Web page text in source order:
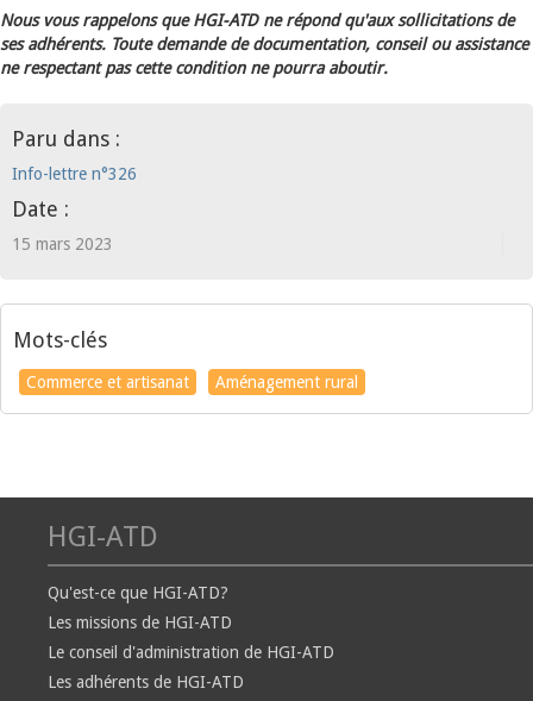
Nous vous rappelons que HGI-ATD ne répond qu'aux sollicitations de
ses adhérents. Toute demande de documentation, conseil ou assistance
ne respectant pas cette condition ne pourra aboutir.
Paru dans :
Info-lettre n°326
Date :
15 mars 2023
Mots-clés
Commerce et artisanat Aménagement rural
HGI-ATD
Qu'est-ce que HGI-ATD?
Les missions de HGI-ATD
Le conseil d'administration de HGI-ATD
Les adhérents de HGI-ATD